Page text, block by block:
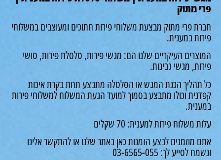
מתוק
פרי מתוק מבצעת משלוחי פירות חתוכים ומעוצבים במשלוחי
במענית.
העיקריים שלנו הם: מגשי פירות, סלסלת פירות, סושי
מגשי גבינות.
הכנת המגש או הסלסלה מתבצע תחת בקרת איכות
וכולו מתבצע בסמוך למועד הגעת המשלוח למשלוחי פירות
פירות למענית: 70 שקלים
מוזמנים לבצע הזמנות כאן באתר שלנו או להתקשר אלינו
לך: 03-6565-055